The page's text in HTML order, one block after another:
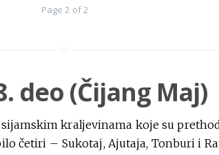
Page 2 of 2
deo (Čijang Maj)
kraljevinama koje su
četiri – Sukotaj, Ajutaja, Tonburi i